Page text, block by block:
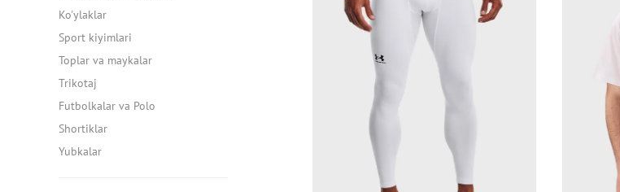
Ko'ylaklar
Sport kiyimlari
Toplar va maykalar
Trikotaj
Futbolkalar va Polo
Shortiklar
Yubkalar